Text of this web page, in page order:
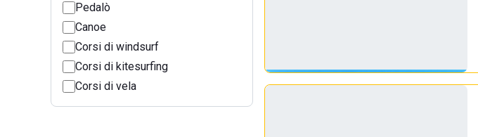
Pedalò
Canoe
Corsi di windsurf
Corsi di kitesurfing
Corsi di vela